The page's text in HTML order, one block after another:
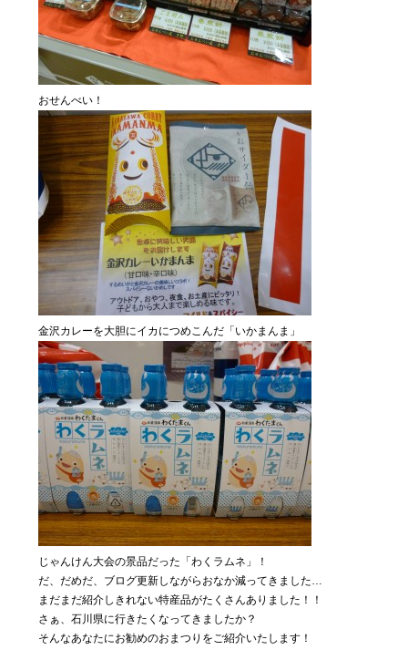
おせんべい！
金沢カレーを大胆にイカにつめこんだ「いかまんま」
じゃんけん大会の景品だった「わくラムネ」！
だ、だめだ、ブログ更新しながらおなか減ってきました…
まだまだ紹介しきれない特産品がたくさんありました！！
さぁ、石川県に行きたくなってきましたか？
そんなあなたにお勧めのおまつりをご紹介いたします！